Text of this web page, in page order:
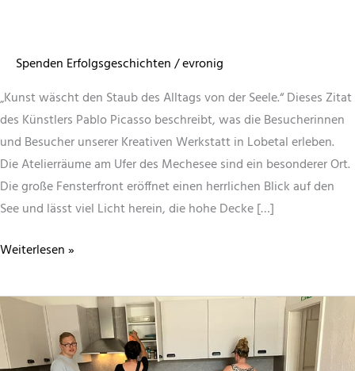
Spenden Erfolgsgeschichten /evronig
„Kunst wäscht den Staub des Alltags von der Seele.“ Dieses Zitat
des Künstlers Pablo Picasso beschreibt, was die Besucherinnen
und Besucher unserer Kreativen Werkstatt in Lobetal erleben.
Die Atelierräume am Ufer des Mechesee sind ein besonderer Ort.
Die große Fensterfront eröffnet einen herrlichen Blick auf den
See und lässt viel Licht herein, die hohe Decke […]
Die
Werkstatt:
Hier
kann
die
Weiterlesen »